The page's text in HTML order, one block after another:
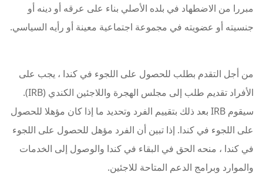
مبررا من الاضطهاد في بلده الأصلي بناء على عرقه أو دينه أو
جنسيته أو عضويته في مجموعة اجتماعية معينة أو رأيه السياسي.
من أجل التقدم بطلب للحصول على اللجوء في كندا ، يجب على
الأفراد تقديم طلب إلى مجلس الهجرة واللاجئين الكندي (IRB).
سيقوم IRB بعد ذلك بتقييم الفرد وتحديد ما إذا كان مؤهلا للحصول
على اللجوء في كندا. إذا تبين أن الفرد مؤهل للحصول على اللجوء
في كندا ، منحه الحق في البقاء في كندا والوصول إلى الخدمات
والموارد وبرامج الدعم المتاحة للاجئين.